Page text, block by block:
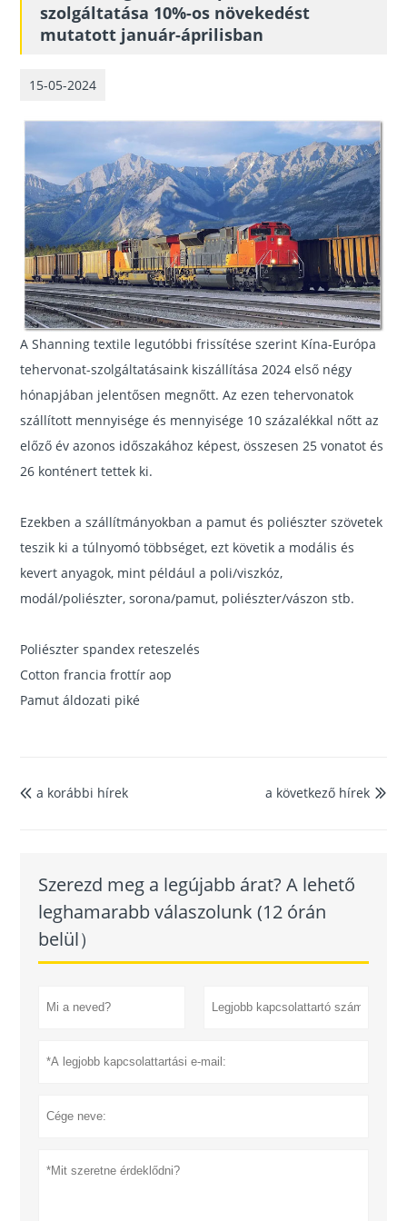
szolgáltatása 10%-os növekedést
mutatott január-áprilisban
15-05-2024
A Shanning textile legutóbbi frissítése szerint Kína-Európa
tehervonat-szolgáltatásaink kiszállítása 2024 első négy
hónapjában jelentősen megnőtt. Az ezen tehervonatok
szállított mennyisége és mennyisége 10 százalékkal nőtt az
előző év azonos időszakához képest, összesen 25 vonatot és
26 konténert tettek ki.
Ezekben a szállítmányokban a pamut és poliészter szövetek
teszik ki a túlnyomó többséget, ezt követik a modális és
kevert anyagok, mint például a poli/viszkóz,
modál/poliészter, sorona/pamut, poliészter/vászon stb.
Poliészter spandex reteszelés
Cotton francia frottír aop
Pamut áldozati piké
 a korábbi hírek 
a következő hírek
Szerezd meg a legújabb árat? A lehető
leghamarabb válaszolunk (12 órán
belül）